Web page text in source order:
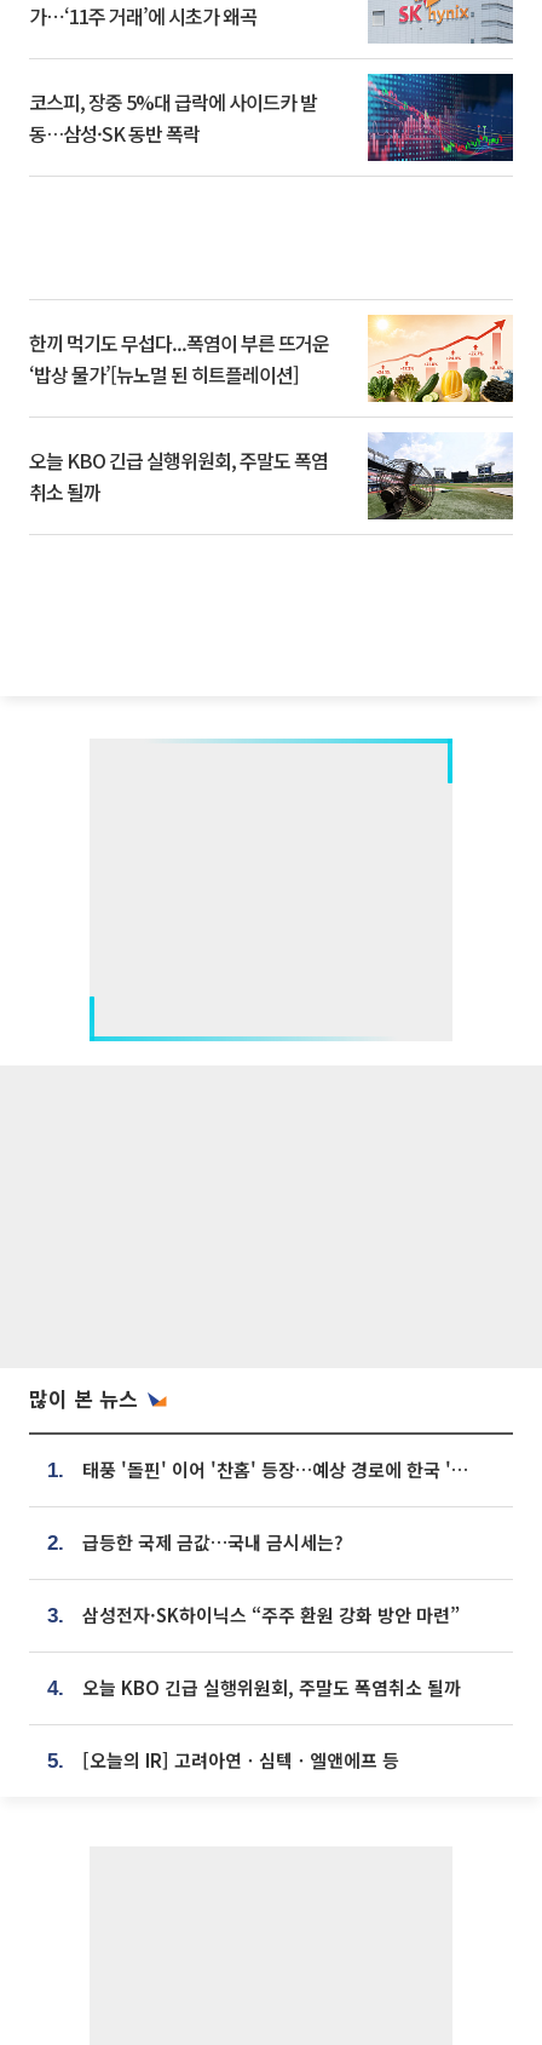
가⋯‘11주 거래’에 시초가 왜곡
코스피, 장중 5%대 급락에 사이드카 발
동…삼성·SK 동반 폭락
한끼 먹기도 무섭다...폭염이 부른 뜨거운
‘밥상 물가’[뉴노멀 된 히트플레이션]
오늘 KBO 긴급 실행위원회, 주말도 폭염
취소 될까
많이 본 뉴스
1. 태풍 '돌핀' 이어 '찬홈' 등장…예상 경로에 한국 '한숨'
2. 급등한 국제 금값…국내 금시세는?
3. 삼성전자·SK하이닉스 “주주 환원 강화 방안 마련”
4. 오늘 KBO 긴급 실행위원회, 주말도 폭염취소 될까
5. [오늘의 IR] 고려아연ㆍ심텍ㆍ엘앤에프 등